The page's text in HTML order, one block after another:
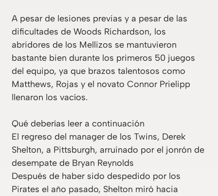
A pesar de lesiones previas y a pesar de las
dificultades de Woods Richardson, los
abridores de los Mellizos se mantuvieron
bastante bien durante los primeros 50 juegos
del equipo, ya que brazos talentosos como
Matthews, Rojas y el novato Connor Prielipp
llenaron los vacíos.
Qué deberías leer a continuación
El regreso del manager de los Twins, Derek
Shelton, a Pittsburgh, arruinado por el jonrón de
desempate de Bryan Reynolds
Después de haber sido despedido por los
Pirates el año pasado, Shelton miró hacia